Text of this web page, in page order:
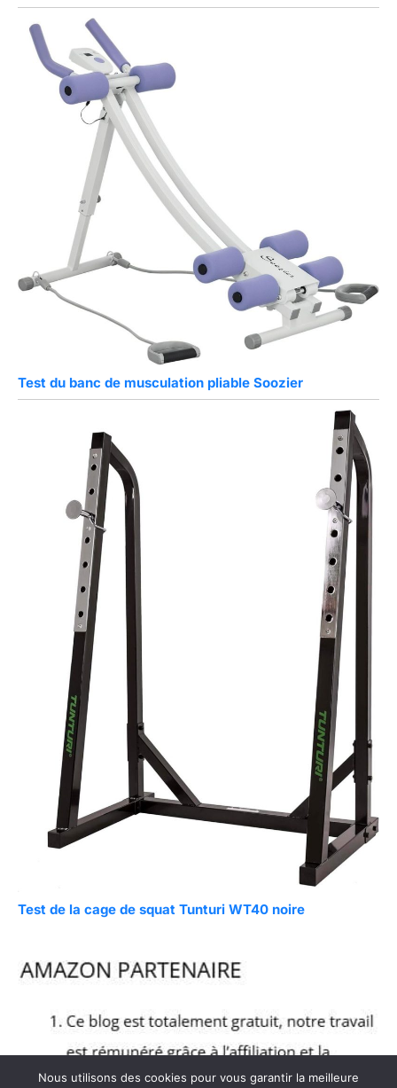
Test du banc de musculation pliable Soozier
Test de la cage de squat Tunturi WT40 noire
Nous utilisons des cookies pour vous garantir la meilleure